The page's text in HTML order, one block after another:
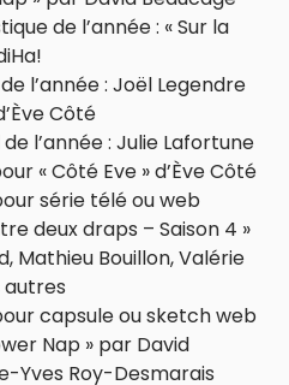
de l’année : « Sur la
l’année : Joël Legendre
Côté
l’année : Julie Lafortune
« Côté Eve » d’Ève Côté
série télé ou web
deux draps – Saison 4 »
Mathieu Bouillon, Valérie
autres
capsule ou sketch web
Nap » par David
Yves Roy-Desmarais